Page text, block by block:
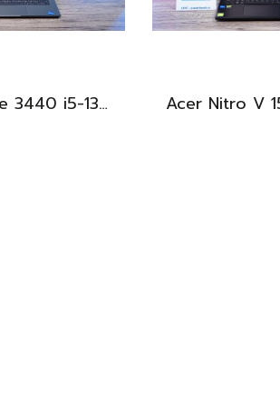
Dell Latitude 3440 i5-1335U Ram8 SSD512 จอ14นิ้ว สเปคดี คีย์บอร์ดไฟ เครื่องประมวลผลไวพร้อมใช้งาน เพียง 13,990.-